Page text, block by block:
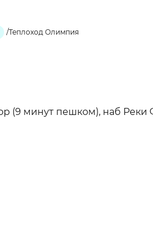
/Теплоход Олимпия
(9 минут пешком), наб Реки